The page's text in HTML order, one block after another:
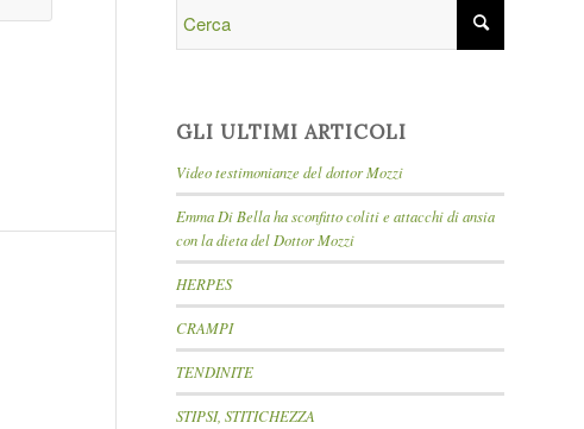
GLI ULTIMI ARTICOLI
Video testimonianze del dottor Mozzi
Emma Di Bella ha sconfitto coliti e attacchi di ansia
con la dieta del Dottor Mozzi
HERPES
CRAMPI
TENDINITE
STIPSI, STITICHEZZA